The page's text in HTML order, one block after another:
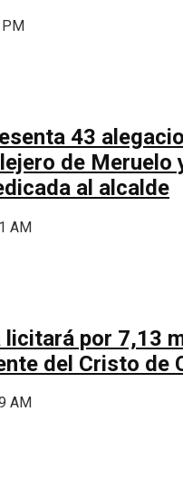
43
de Meruelo
al alcalde
AM
licitará por 7,13
del Cristo de
AM